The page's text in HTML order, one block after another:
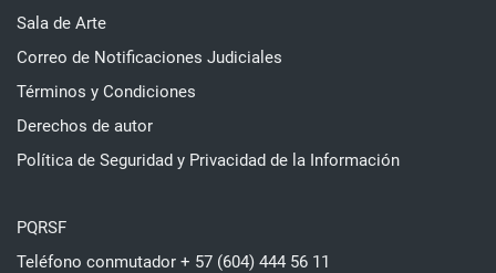
Sala de Arte
Correo de Notificaciones Judiciales
Términos y Condiciones
Derechos de autor
Política de Seguridad y Privacidad de la Información
PQRSF
Teléfono conmutador + 57 (604) 444 56 11